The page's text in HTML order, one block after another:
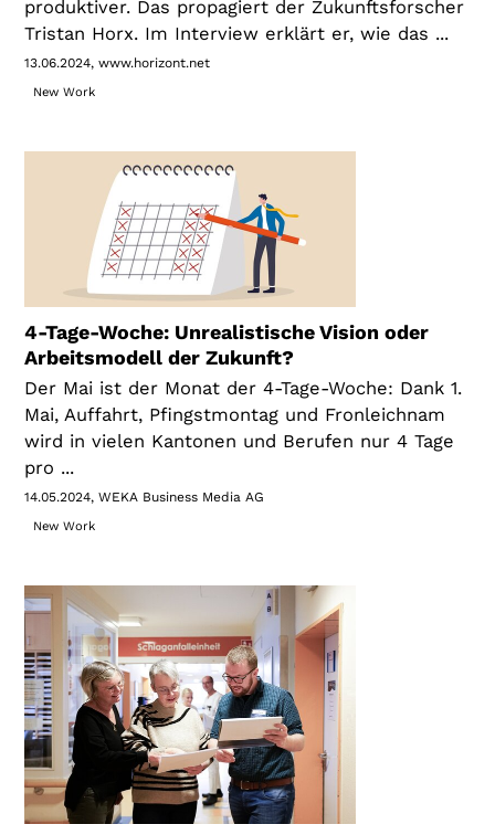
produktiver. Das propagiert der Zukunftsforscher
Tristan Horx. Im Interview erklärt er, wie das ...
13.06.2024 www.horizont.net
New Work
4-Tage-Woche: Unrealistische Vision oder
Arbeitsmodell der Zukunft?
Der Mai ist der Monat der 4-Tage-Woche: Dank 1.
Mai, Auffahrt, Pfingstmontag und Fronleichnam
wird in vielen Kantonen und Berufen nur 4 Tage
pro ...
14.05.2024 WEKA Business Media AG
New Work